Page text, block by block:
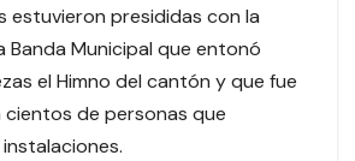
estuvieron presididas con la
Banda Municipal que entonó
el Himno del cantón y que fue
cientos de personas que